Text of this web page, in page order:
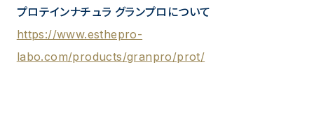
プロテインナチュラ グランプロについて
https://www.esthepro-
labo.com/products/granpro/prot/